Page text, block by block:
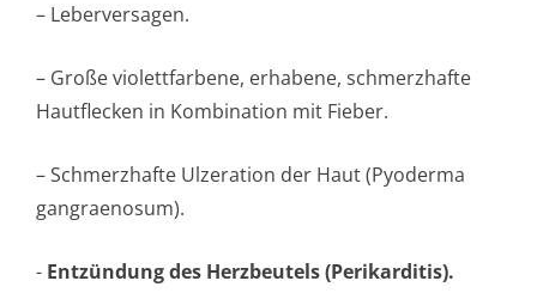
– Leberversagen.
– Große violettfarbene, erhabene, schmerzhafte
Hautflecken in Kombination mit Fieber.
– Schmerzhafte Ulzeration der Haut (Pyoderma
gangraenosum).
- Entzündung des Herzbeutels (Perikarditis).